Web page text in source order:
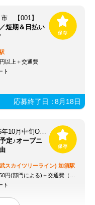
【001】
短期＆日払い
以上＋交通費
ト
応募終了日：8月18日
ロピア 加須ビバモール店(仮称) ※2026年10月中旬OPEN予定
定♪オープニ
スカイツリーライン) 加須駅
門による)＋交通費（社内規定）
ト